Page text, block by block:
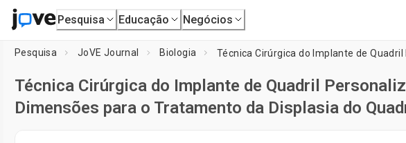
Pesquisa Educação Negócios
Pesquisa JoVE Journal Biologia
Técnica Cirúrgica do Implante de Quadril
Dimensões para o Tratamento da Displasia do